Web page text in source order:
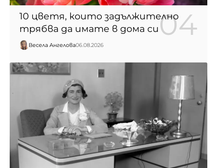
10 цветя, които задължително
трябва да имате в дома си
Весела Ангелова06.08.2026